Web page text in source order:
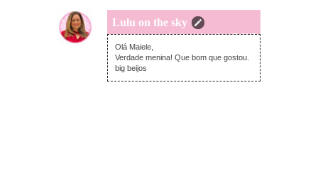
Lulu on the sky
domingo, dezembro 17, 2017
Olá Maiele,
Verdade menina! Que bom que gostou.
big beijos